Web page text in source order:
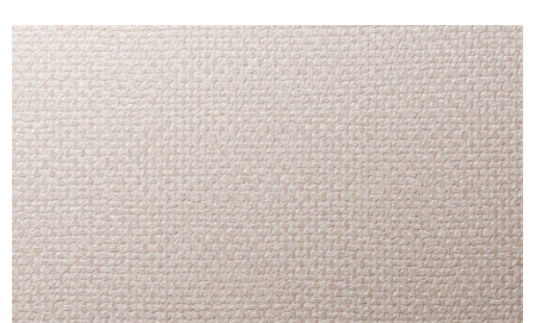
★化粧フィルム
◆ネオシリーズ
◆ダイノックフィルム
◆玄関ドア用フィルム
★施工用具（補助用具）
内装工事向け